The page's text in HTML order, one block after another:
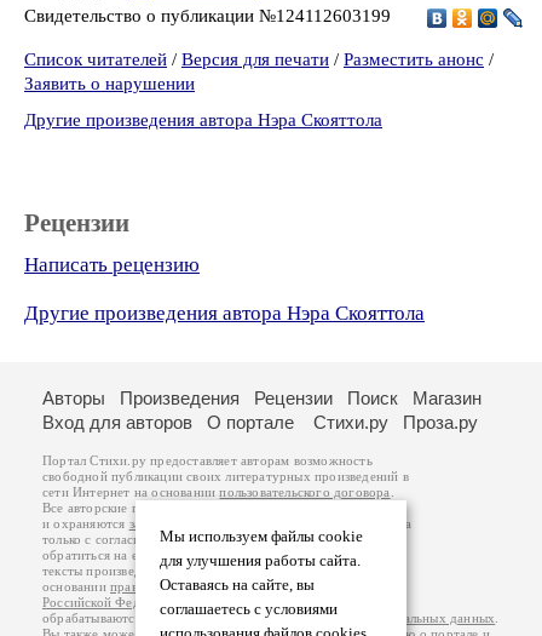
Свидетельство о публикации №124112603199
Список читателей / Версия для печати / Разместить анонс /
Заявить о нарушении
Другие произведения автора Нэра Скояттола
Рецензии
Написать рецензию
Другие произведения автора Нэра Скояттола
Мы используем файлы cookie
для улучшения работы сайта.
Оставаясь на сайте, вы
соглашаетесь с условиями
Авторы Произведения Рецензии Поиск
Магазин
Вход для авторов
О портале Стихи.ру Проза.ру
Портал Стихи.ру предоставляет авторам возможность
свободной публикации своих литературных произведений в
сети Интернет на основаниипользовательского договора
Все авторские права на произведения принадлежат авторам
и охраняются законом
. Перепечатка произведений возможна
только с согласия его автора, к которому вы можете
обратиться на его авторской странице. Ответственность за
тексты произведений авторы несут самостоятельно на
основанииправил публикацииизаконодательства
Российской Федерации
обрабатываются на основанииПолитики обработки персональных данных